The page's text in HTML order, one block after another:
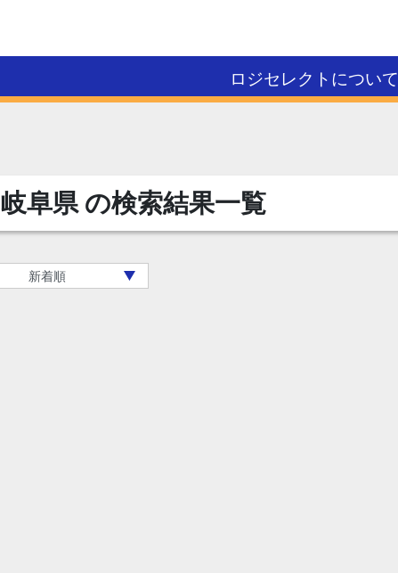
ロジセレクトについて
岐阜県 の検索結果一覧